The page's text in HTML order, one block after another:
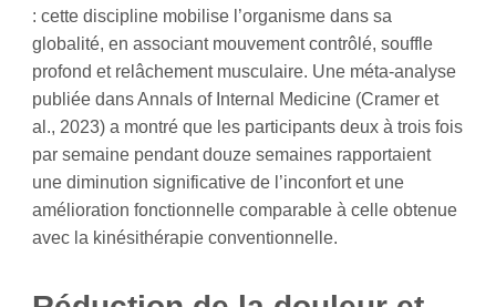
: cette discipline mobilise l’organisme dans sa
globalité, en associant mouvement contrôlé, souffle
profond et relâchement musculaire. Une méta-analyse
publiée dans Annals of Internal Medicine (Cramer et
al., 2023) a montré que les participants deux à trois fois
par semaine pendant douze semaines rapportaient
une diminution significative de l’inconfort et une
amélioration fonctionnelle comparable à celle obtenue
avec la kinésithérapie conventionnelle.